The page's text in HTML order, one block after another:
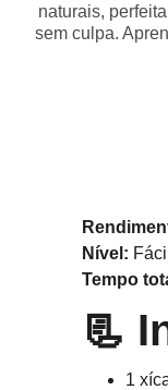
naturais,
sem culpa.
Nível: Fácil
Tempo
📃
1